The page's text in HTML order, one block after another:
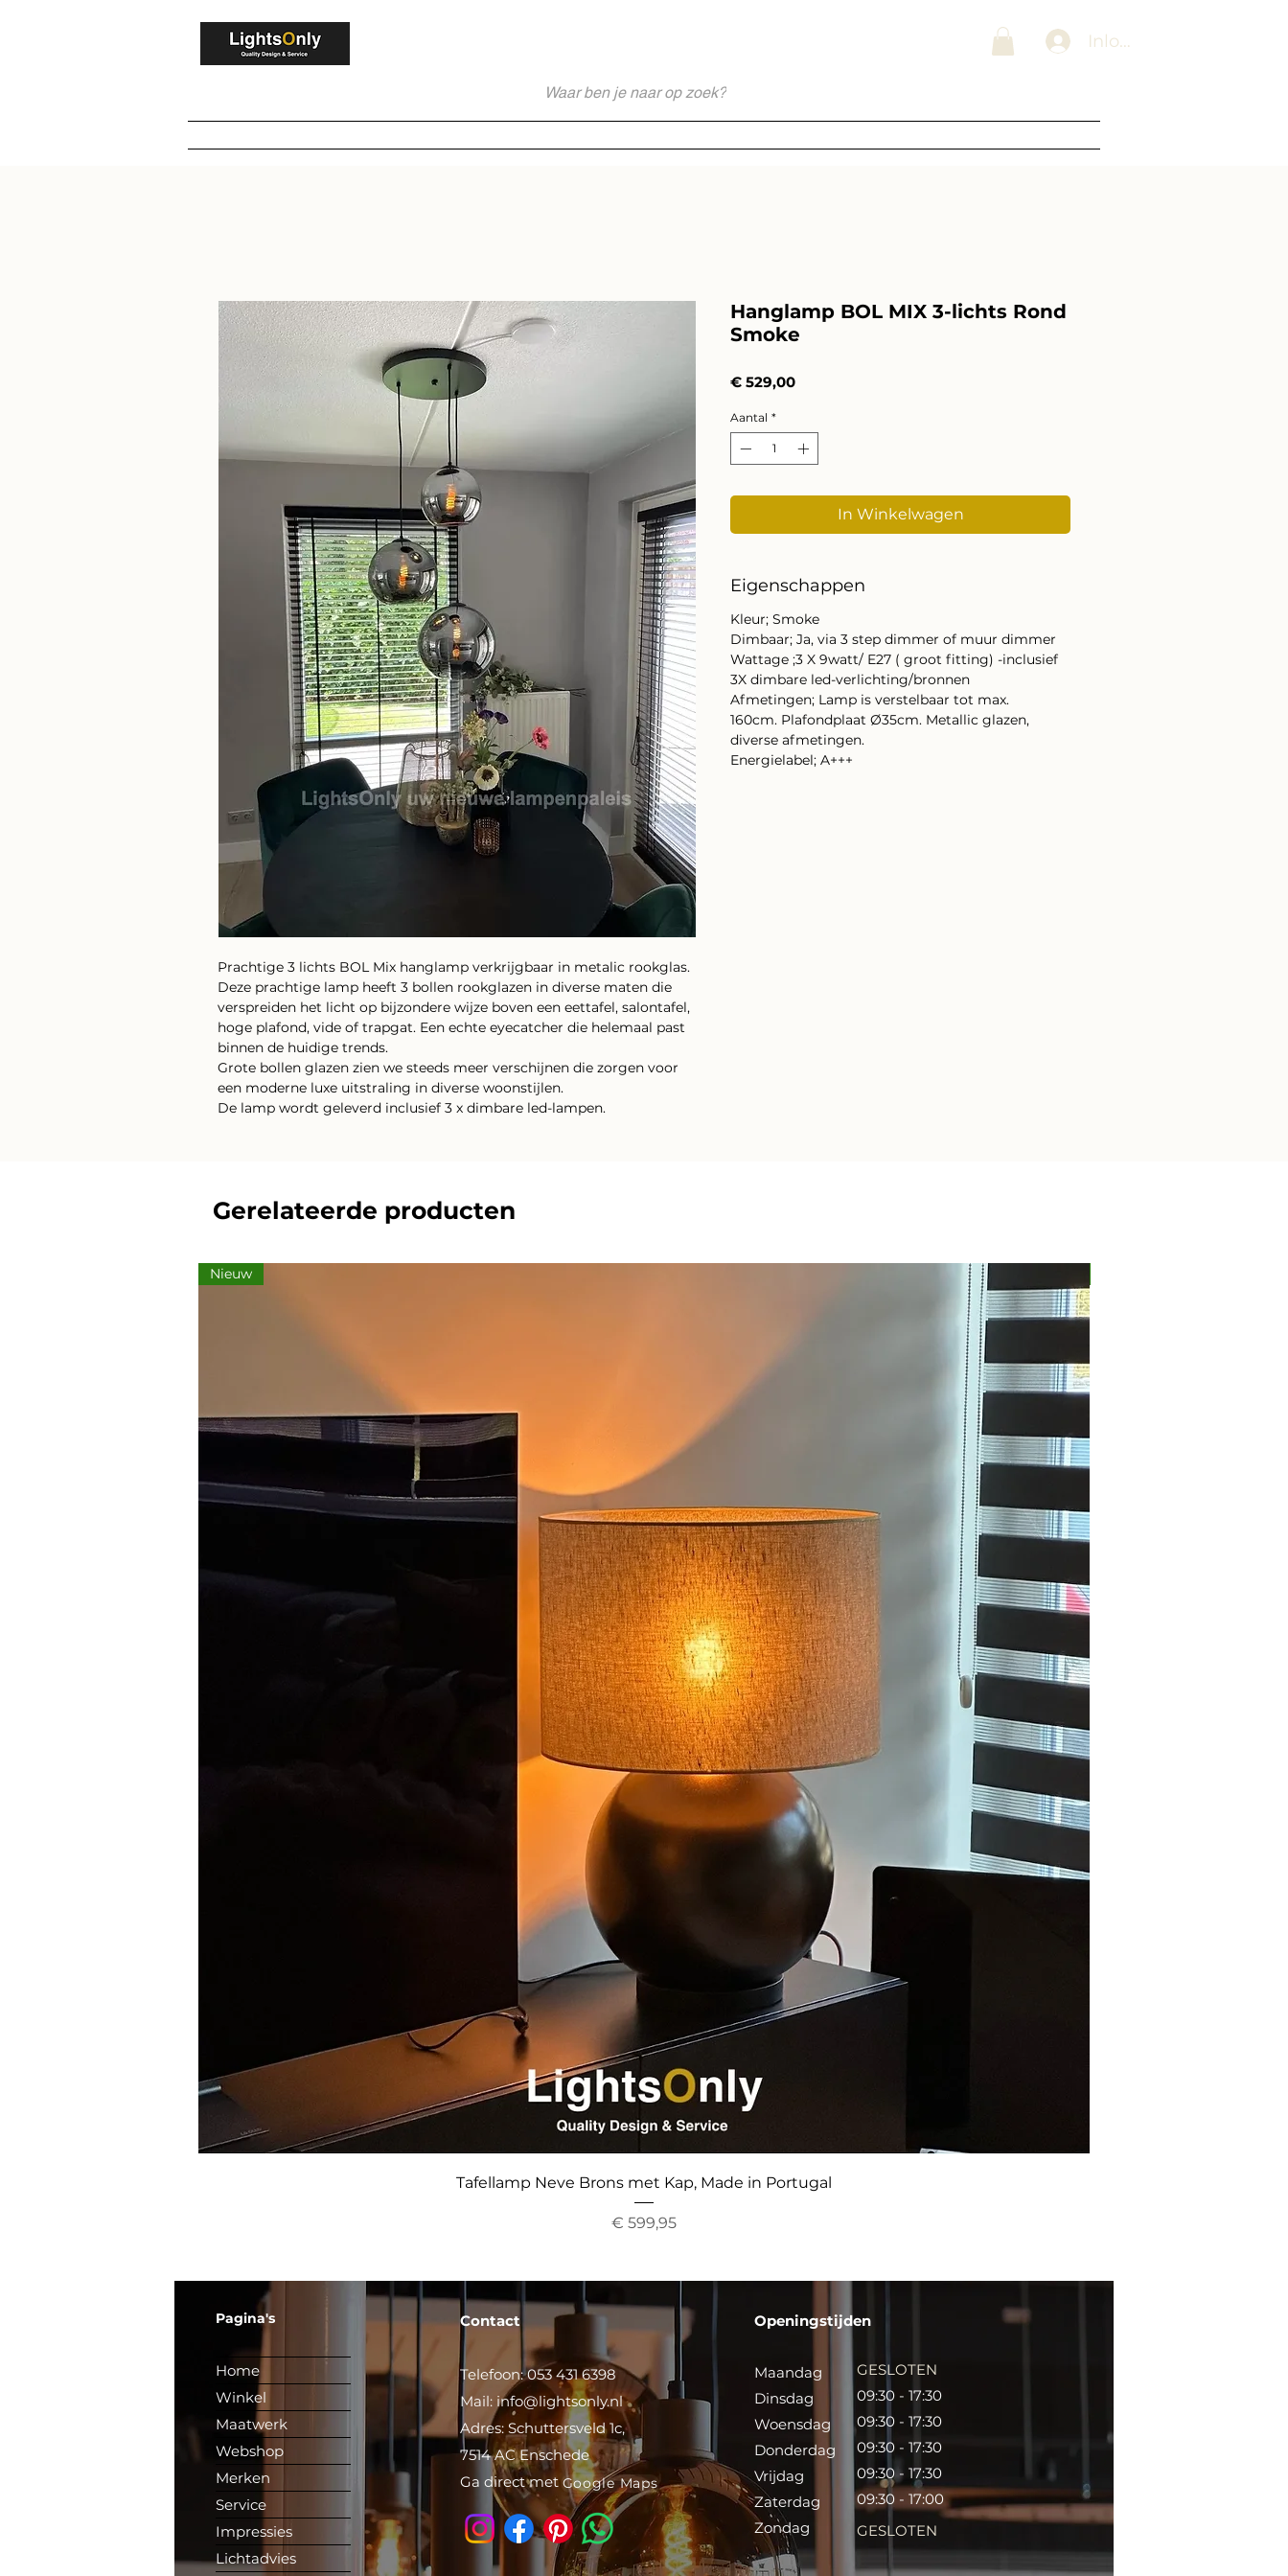
Inloggen
Prachtige 3 lichts BOL Mix hanglamp verkrijgbaar in metalic rookglas.
Deze prachtige lamp heeft 3 bollen rookglazen in diverse maten die
verspreiden het licht op bijzondere wijze boven een eettafel, salontafel,
hoge plafond, vide of trapgat. Een echte eyecatcher die helemaal past
binnen de huidige trends.
Grote bollen glazen zien we steeds meer verschijnen die zorgen voor
een moderne luxe uitstraling in diverse woonstijlen.
De lamp wordt geleverd inclusief 3 x dimbare led-lampen.
Hanglamp BOL MIX 3-lichts Rond
Smoke
€ 529,00Prijs
Aantal *
In Winkelwagen
Eigenschappen
Kleur; Smoke
Dimbaar; Ja, via 3 step dimmer of muur dimmer
Wattage ;3 X 9watt/ E27 ( groot fitting) -inclusief
3X dimbare led-verlichting/bronnen
Afmetingen; Lamp is verstelbaar tot max.
160cm. Plafondplaat Ø35cm. Metallic glazen,
diverse afmetingen.
Energielabel; A+++
Gerelateerde producten
Snel overzicht
Nieuw
Tafellamp Neve Brons met Kap, Made in Portugal
Prijs
€ 599,95
Pagina's
Home
Winkel
Maatwerk
Webshop
Merken
Service
Impressies
Lichtadvies
Contact
Telefoon: 053 431 6398
Mail: info@lightsonly.nl
Adres: Schuttersveld 1c,
7514 AC Enschede
Ga direct met Google Maps
Openingstijden
Maandag
Dinsdag
Woensdag
Donderdag
Vrijdag
Zaterdag
Zondag
GESLOTEN
09:30 - 17:30
09:30 - 17:30
09:30 - 17:30
09:30 - 17:30
09:30 - 17:00
GESLOTEN